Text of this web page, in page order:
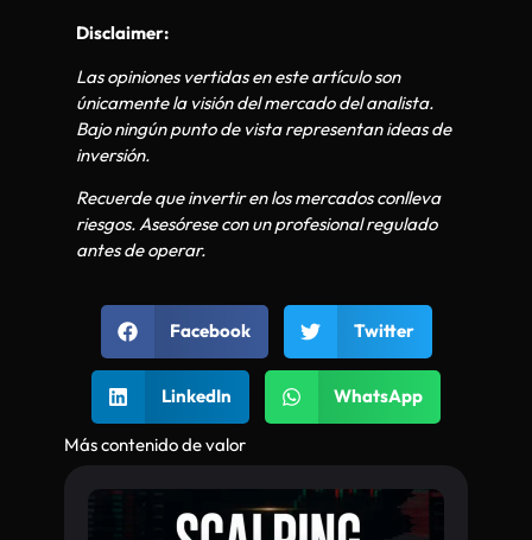
Disclaimer:
Las opiniones vertidas en este artículo son
únicamente la visión del mercado del analista.
Bajo ningún punto de vista representan ideas de
inversión.
Recuerde que invertir en los mercados conlleva
riesgos. Asesórese con un profesional regulado
antes de operar.
Facebook Twitter
LinkedIn WhatsApp
Más contenido de valor